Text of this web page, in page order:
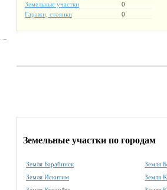
Земельные участки
0
Гаражи, стоянки
0
Земельные участки по городам
Земля Барабинск Земля
Земля Искитим
Земля